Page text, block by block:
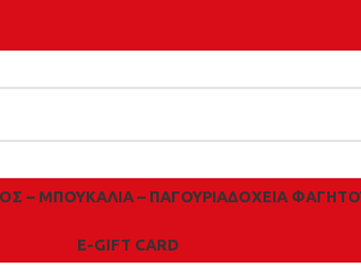
– ΜΠΟΥΚΆΛΙΑ – ΠΑΓΟΎΡΙΑΔΟΧΕΊΑ
E-GIFT CARD